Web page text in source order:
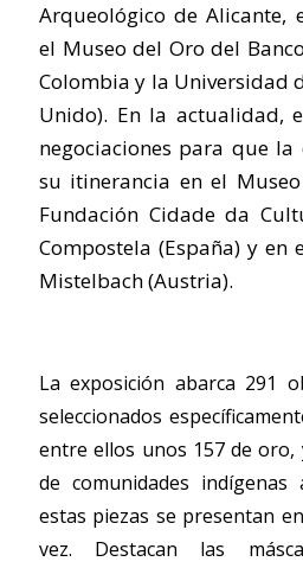
Arqueológico de Alicante,
el Museo del Oro del
Colombia y la Universidad
Unido). En la actualidad,
negociaciones para que
su itinerancia en el
Fundación Cidade da
Compostela (España) y en
Mistelbach (Austria).
La exposición abarca 291
seleccionados
entre ellos unos 157 de oro,
de comunidades indígenas
estas piezas se presentan
vez. Destacan las